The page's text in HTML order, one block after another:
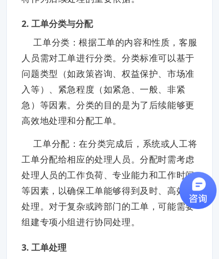
2. 工单分类与分配
工单分类：根据工单的内容和性质，客服
人员需对工单进行分类。分类标准可以基于
问题类型（如政策咨询、权益保护、市场准
入等）、紧急程度（如紧急、一般、非紧
急）等因素。分类的目的是为了后续能够更
高效地处理和分配工单。
工单分配：在分类完成后，系统或人工将
工单分配给相应的处理人员。分配时需考虑
处理人员的工作负荷、专业能力和工作时间
等因素，以确保工单能够得到及时、高效的
处理。对于复杂或跨部门的工单，可能需要
组建专项小组进行协同处理。
3. 工单处理